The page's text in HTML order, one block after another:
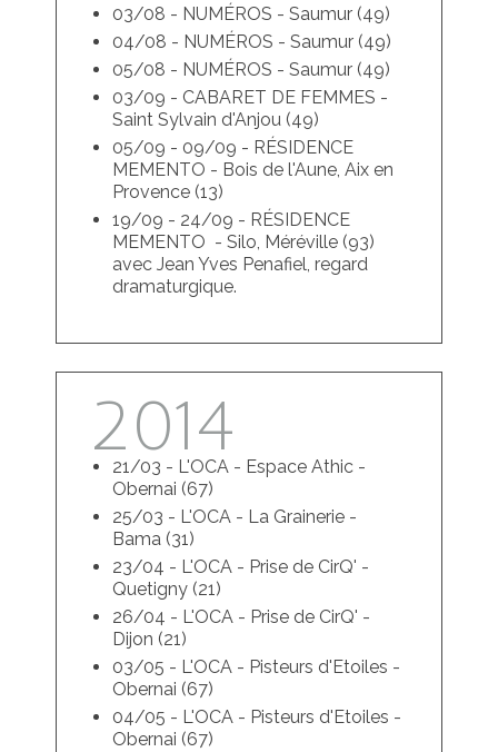
03/08 - NUMÉROS - Saumur (49)
04/08 - NUMÉROS - Saumur (49)
05/08 - NUMÉROS - Saumur (49)
03/09 - CABARET DE FEMMES -
Saint Sylvain d'Anjou (49)
05/09 - 09/09 - RÉSIDENCE
MEMENTO - Bois de l'Aune, Aix en
Provence (13)
19/09 - 24/09 - RÉSIDENCE
MEMENTO - Silo, Méréville (93)
avec Jean Yves Penafiel, regard
dramaturgique.
2014
21/03 - L'OCA - Espace Athic -
Obernai (67)
25/03 - L'OCA - La Grainerie -
Bama (31)
23/04 - L'OCA - Prise de CirQ' -
Quetigny (21)
26/04 - L'OCA - Prise de CirQ' -
Dijon (21)
03/05 - L'OCA - Pisteurs d'Etoiles -
Obernai (67)
04/05 - L'OCA - Pisteurs d'Etoiles -
Obernai (67)